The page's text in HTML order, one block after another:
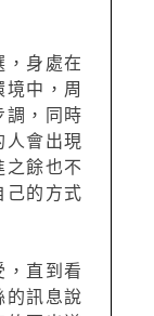
，身處在
中，周
調，同時
人會出現
之餘也不
己的方式
，直到看
的訊息說